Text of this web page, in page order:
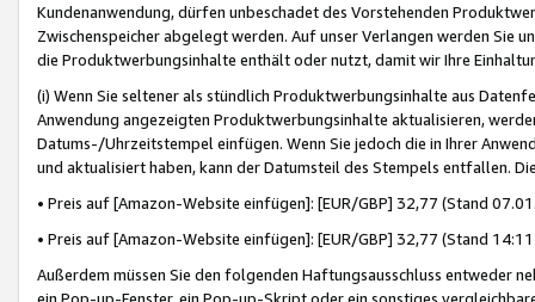
Kundenanwendung, dürfen unbeschadet des Vorstehenden
Zwischenspeicher abgelegt werden. Auf unser Verlangen werden Sie
die Produktwerbungsinhalte enthält oder nutzt, damit wir Ihre
(i) Wenn Sie seltener als stündlich Produktwerbungsinhalte aus
Anwendung angezeigten Produktwerbungsinhalte aktualisieren,
Datums-/Uhrzeitstempel einfügen. Wenn Sie jedoch die in Ihrer
und aktualisiert haben, kann der Datumsteil des Stempels entfallen.
• Preis auf [Amazon-Website einfügen]: [EUR/GBP] 32,77 (Stand
• Preis auf [Amazon-Website einfügen]: [EUR/GBP] 32,77 (Stand
Außerdem müssen Sie den folgenden Haftungsausschluss entweder
ein Pop-up-Fenster, ein Pop-up-Skript oder ein sonstiges